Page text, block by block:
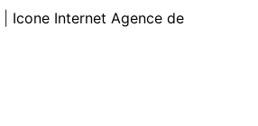
Icone Internet Agence de